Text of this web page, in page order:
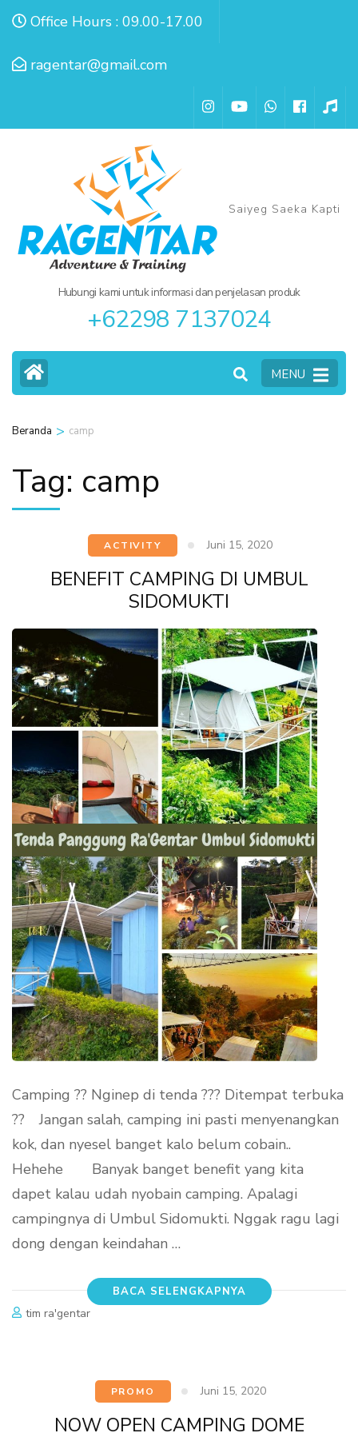
Lompat
konten
Office Hours : 09.00-17.00
ragentar@gmail.com
Saiyeg Saeka Kapti
Hubungi kami untuk informasi dan penjelasan produk
+62298 7137024
MENU
Beranda > camp
Tag: camp
ACTIVITY Juni 15, 2020
BENEFIT CAMPING DI UMBUL
SIDOMUKTI
Camping ?? Nginep di tenda ??? Ditempat terbuka
??⠀ Jangan salah, camping ini pasti menyenangkan
kok, dan nyesel banget kalo belum cobain..
Hehehe⠀ ⠀ Banyak banget benefit yang kita
dapet kalau udah nyobain camping. Apalagi
campingnya di Umbul Sidomukti. Nggak ragu lagi
dong dengan keindahan …
BACA SELENGKAPNYA
tim ra'gentar
PROMO Juni 15, 2020
NOW OPEN CAMPING DOME